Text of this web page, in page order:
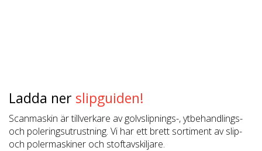
Ladda ner slipguiden!
Scanmaskin är tillverkare av golvslipnings-, ytbehandlings-
och poleringsutrustning. Vi har ett brett sortiment av slip-
och polermaskiner och stoftavskiljare.